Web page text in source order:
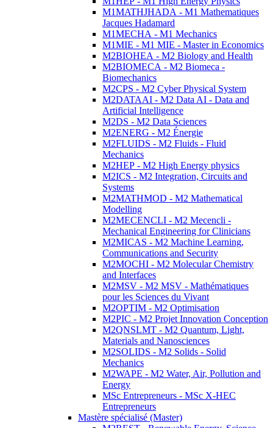
M1MATHJHADA - M1 Mathematiques
Jacques Hadamard
M1MECHA - M1 Mechanics
M1MIE - M1 MIE - Master in Economics
M2BIOHEA - M2 Biology and Health
M2BIOMECA - M2 Biomeca -
Biomechanics
M2CPS - M2 Cyber Physical System
M2DATAAI - M2 Data AI - Data and
Artificial Intelligence
M2DS - M2 Data Sciences
M2ENERG - M2 Énergie
M2FLUIDS - M2 Fluids - Fluid
Mechanics
M2HEP - M2 High Energy physics
M2ICS - M2 Integration, Circuits and
Systems
M2MATHMOD - M2 Mathematical
Modelling
M2MECENCLI - M2 Mecencli -
Mechanical Engineering for Clinicians
M2MICAS - M2 Machine Learning,
Communications and Security
M2MOCHI - M2 Molecular Chemistry
and Interfaces
M2MSV - M2 MSV - Mathématiques
pour les Sciences du Vivant
M2OPTIM - M2 Optimisation
M2PIC - M2 Projet Innovation Conception
M2QNSLMT - M2 Quantum, Light,
Materials and Nanosciences
M2SOLIDS - M2 Solids - Solid
Mechanics
M2WAPE - M2 Water, Air, Pollution and
Energy
MSc Entrepreneurs - MSc X-HEC
Entrepreneurs
Mastère spécialisé (Master)